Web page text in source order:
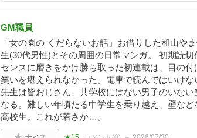
GM職員
「女の園の くだらないお話」お借りした和山や
生(30代男性)とその周囲の日常マンガ。 初期読
センスに磨きをかけ勝ち取った初連載は、目の付
笑いを堪えられなかった。電車で読んではいけ
先生は皆おじさん、共学校にはない男子のいな
なる。難しい年頃たる中学生を乗り越え、壁な
高校生。これが若さか…。